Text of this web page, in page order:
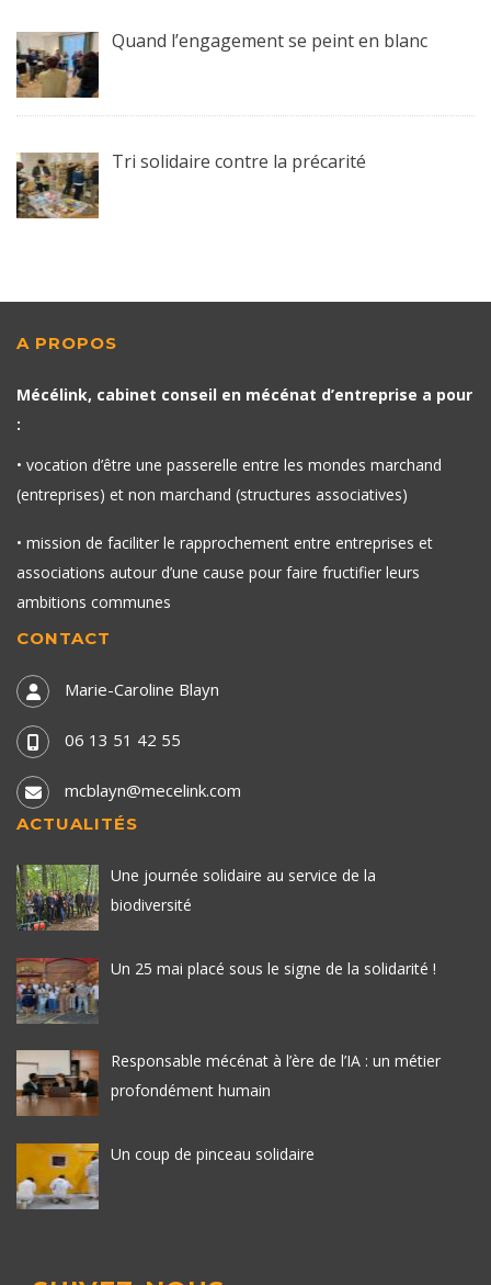
Quand l’engagement se peint en blanc
Tri solidaire contre la précarité
A PROPOS
Mécélink, cabinet conseil en mécénat d’entreprise a pour
:
• vocation d’être une passerelle entre les mondes marchand
(entreprises) et non marchand (structures associatives)
• mission de faciliter le rapprochement entre entreprises et
associations autour d’une cause pour faire fructifier leurs
ambitions communes
CONTACT
Marie-Caroline Blayn
06 13 51 42 55
mcblayn@mecelink.com
ACTUALITÉS
Une journée solidaire au service de la
biodiversité
Un 25 mai placé sous le signe de la solidarité !
Responsable mécénat à l’ère de l’IA : un métier
profondément humain
Un coup de pinceau solidaire